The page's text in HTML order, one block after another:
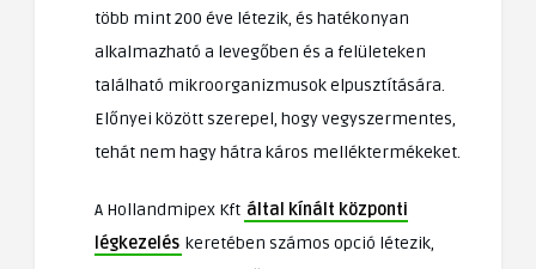
több mint 200 éve létezik, és hatékonyan
alkalmazható a levegőben és a felületeken
található mikroorganizmusok elpusztítására.
Előnyei között szerepel, hogy vegyszermentes,
tehát nem hagy hátra káros melléktermékeket.
A Hollandmipex Kft által kínált központi
légkezelés keretében számos opció létezik,